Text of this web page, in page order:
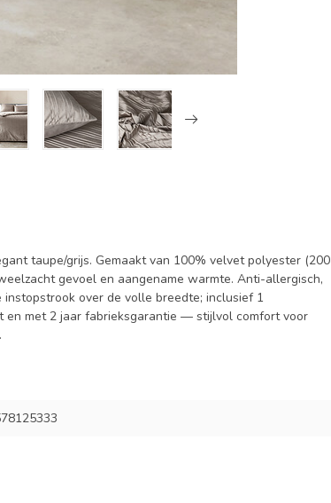
taupe/grijs. Gemaakt van 100% velvet polyester (200
gevoel en aangename warmte. Anti-allergisch,
over de volle breedte; inclusief 1
en met 2 jaar fabrieksgarantie — stijlvol comfort voor